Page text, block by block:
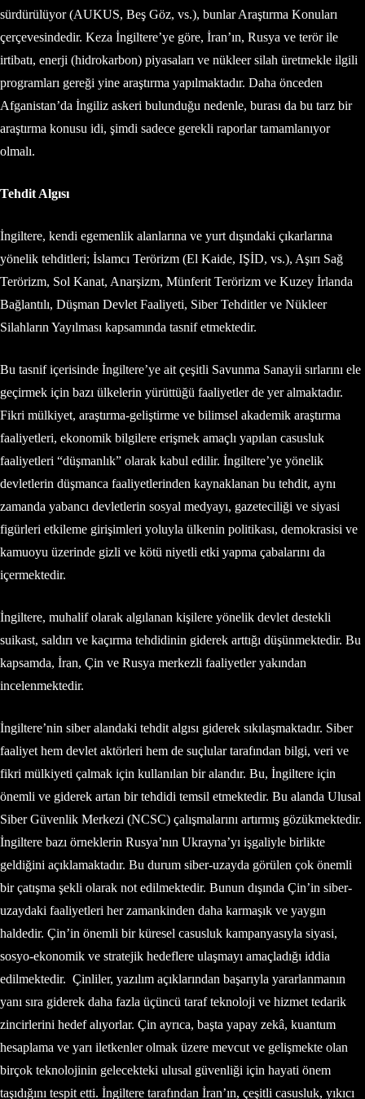
sürdürülüyor (AUKUS, Beş Göz, vs.), bunlar Araştırma Konuları
çerçevesindedir. Keza İngiltere’ye göre, İran’ın, Rusya ve terör ile
irtibatı, enerji (hidrokarbon) piyasaları ve nükleer silah üretmekle ilgili
programları gereği yine araştırma yapılmaktadır. Daha önceden
Afganistan’da İngiliz askeri bulunduğu nedenle, burası da bu tarz bir
araştırma konusu idi, şimdi sadece gerekli raporlar tamamlanıyor
olmalı.
Tehdit Algısı
İngiltere, kendi egemenlik alanlarına ve yurt dışındaki çıkarlarına
yönelik tehditleri; İslamcı Terörizm (El Kaide, IŞİD, vs.), Aşırı Sağ
Terörizm, Sol Kanat, Anarşizm, Münferit Terörizm ve Kuzey İrlanda
Bağlantılı, Düşman Devlet Faaliyeti, Siber Tehditler ve Nükleer
Silahların Yayılması kapsamında tasnif etmektedir.
Bu tasnif içerisinde İngiltere’ye ait çeşitli Savunma Sanayii sırlarını ele
geçirmek için bazı ülkelerin yürüttüğü faaliyetler de yer almaktadır.
Fikri mülkiyet, araştırma-geliştirme ve bilimsel akademik araştırma
faaliyetleri, ekonomik bilgilere erişmek amaçlı yapılan casusluk
faaliyetleri “düşmanlık” olarak kabul edilir. İngiltere’ye yönelik
devletlerin düşmanca faaliyetlerinden kaynaklanan bu tehdit, aynı
zamanda yabancı devletlerin sosyal medyayı, gazeteciliği ve siyasi
figürleri etkileme girişimleri yoluyla ülkenin politikası, demokrasisi ve
kamuoyu üzerinde gizli ve kötü niyetli etki yapma çabalarını da
içermektedir.
İngiltere, muhalif olarak algılanan kişilere yönelik devlet destekli
suikast, saldırı ve kaçırma tehdidinin giderek arttığı düşünmektedir. Bu
kapsamda, İran, Çin ve Rusya merkezli faaliyetler yakından
incelenmektedir.
İngiltere’nin siber alandaki tehdit algısı giderek sıkılaşmaktadır. Siber
faaliyet hem devlet aktörleri hem de suçlular tarafından bilgi, veri ve
fikri mülkiyeti çalmak için kullanılan bir alandır. Bu, İngiltere için
önemli ve giderek artan bir tehdidi temsil etmektedir. Bu alanda Ulusal
Siber Güvenlik Merkezi (NCSC) çalışmalarını artırmış gözükmektedir.
İngiltere bazı örneklerin Rusya’nın Ukrayna’yı işgaliyle birlikte
geldiğini açıklamaktadır. Bu durum siber-uzayda görülen çok önemli
bir çatışma şekli olarak not edilmektedir. Bunun dışında Çin’in siber-
uzaydaki faaliyetleri her zamankinden daha karmaşık ve yaygın
haldedir. Çin’in önemli bir küresel casusluk kampanyasıyla siyasi,
sosyo-ekonomik ve stratejik hedeflere ulaşmayı amaçladığı iddia
edilmektedir. Çinliler, yazılım açıklarından başarıyla yararlanmanın
yanı sıra giderek daha fazla üçüncü taraf teknoloji ve hizmet tedarik
zincirlerini hedef alıyorlar. Çin ayrıca, başta yapay zekâ, kuantum
hesaplama ve yarı iletkenler olmak üzere mevcut ve gelişmekte olan
birçok teknolojinin gelecekteki ulusal güvenliği için hayati önem
taşıdığını tespit etti. İngiltere tarafından İran’ın, çeşitli casusluk, yıkıcı